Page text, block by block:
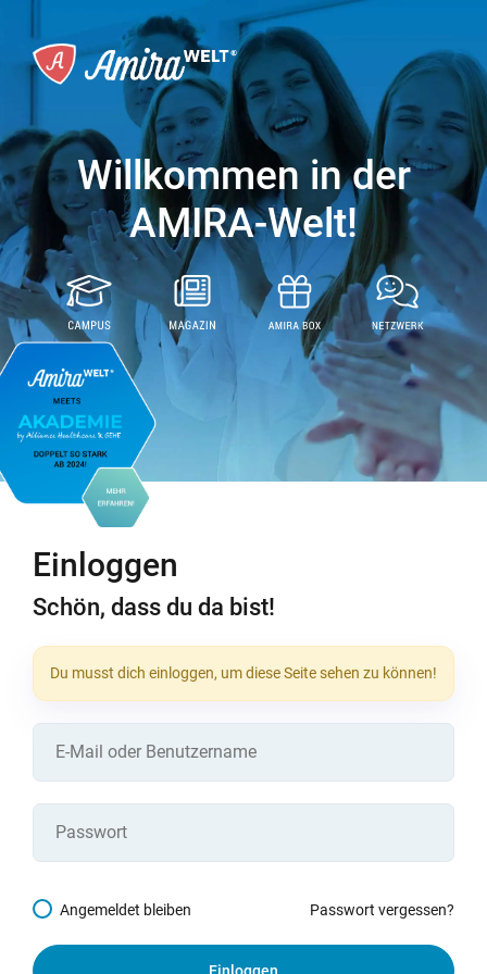
Willkommen in der
AMIRA-Welt!
Einloggen
Schön, dass du da bist!
Du musst dich einloggen, um diese Seite sehen zu können!
Angemeldet bleiben Passwort vergessen?
Einloggen